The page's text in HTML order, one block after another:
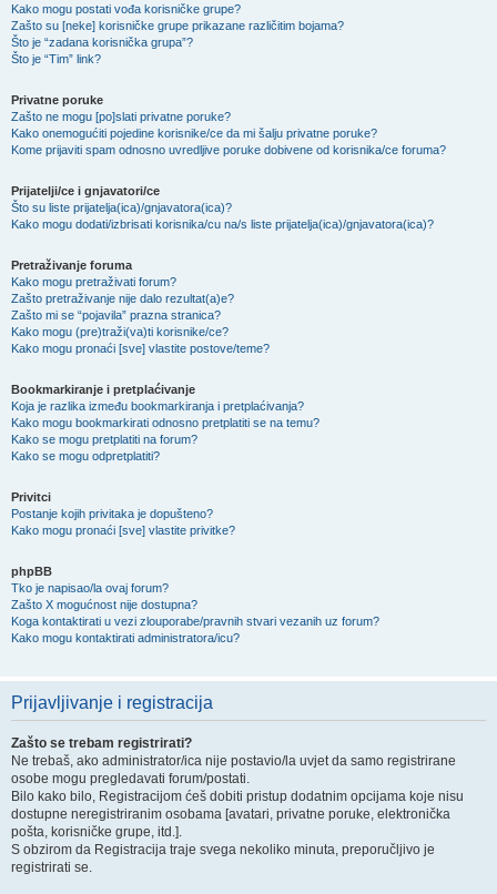
Kako mogu postati vođa korisničke grupe?
Zašto su [neke] korisničke grupe prikazane različitim bojama?
Što je “zadana korisnička grupa”?
Što je “Tim” link?
Privatne poruke
Zašto ne mogu [po]slati privatne poruke?
Kako onemogućiti pojedine korisnike/ce da mi šalju privatne poruke?
Kome prijaviti spam odnosno uvredljive poruke dobivene od korisnika/ce foruma?
Prijatelji/ce i gnjavatori/ce
Što su liste prijatelja(ica)/gnjavatora(ica)?
Kako mogu dodati/izbrisati korisnika/cu na/s liste prijatelja(ica)/gnjavatora(ica)?
Pretraživanje foruma
Kako mogu pretraživati forum?
Zašto pretraživanje nije dalo rezultat(a)e?
Zašto mi se “pojavila” prazna stranica?
Kako mogu (pre)traži(va)ti korisnike/ce?
Kako mogu pronaći [sve] vlastite postove/teme?
Bookmarkiranje i pretplaćivanje
Koja je razlika između bookmarkiranja i pretplaćivanja?
Kako mogu bookmarkirati odnosno pretplatiti se na temu?
Kako se mogu pretplatiti na forum?
Kako se mogu odpretplatiti?
Privitci
Postanje kojih privitaka je dopušteno?
Kako mogu pronaći [sve] vlastite privitke?
phpBB
Tko je napisao/la ovaj forum?
Zašto X mogućnost nije dostupna?
Koga kontaktirati u vezi zlouporabe/pravnih stvari vezanih uz forum?
Kako mogu kontaktirati administratora/icu?
Prijavljivanje i registracija
Zašto se trebam registrirati?
Ne trebaš, ako administrator/ica nije postavio/la uvjet da samo registrirane
osobe mogu pregledavati forum/postati.
Bilo kako bilo, Registracijom ćeš dobiti pristup dodatnim opcijama koje nisu
dostupne neregistriranim osobama [avatari, privatne poruke, elektronička
pošta, korisničke grupe, itd.].
S obzirom da Registracija traje svega nekoliko minuta, preporučljivo je
registrirati se.